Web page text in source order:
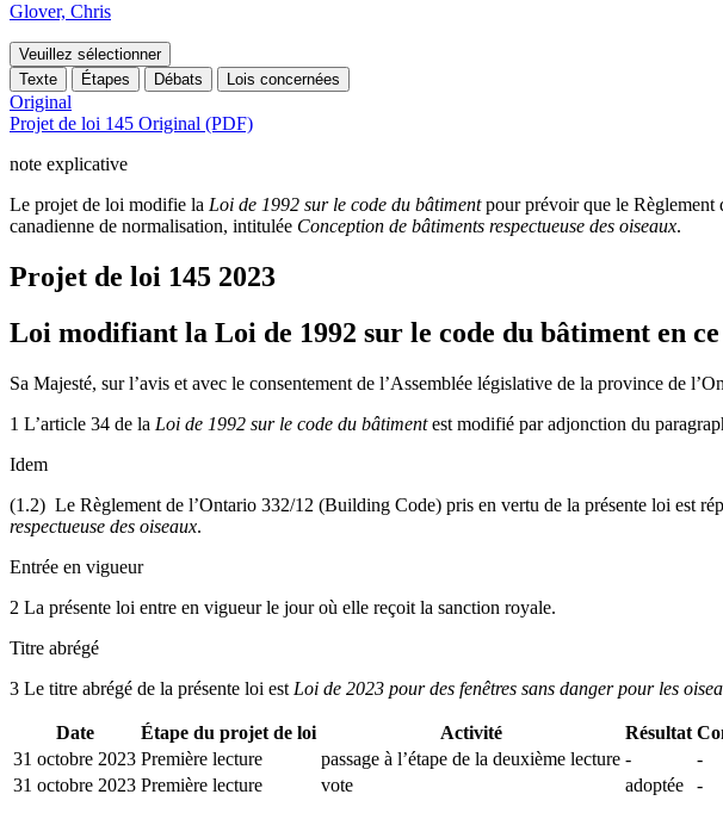
Glover, Chris
Veuillez sélectionner
Texte
Étapes Débats Lois concernées
Original
Projet de loi 145 Original (PDF)
note explicative
Le projet de loi modifie la Loi de 1992 sur le code du bâtimentpour prévoir que le Règlement
canadienne de normalisation, intitulée Conception de bâtiments respectueuse des oiseaux.
Projet de loi 145 2023
Loi modifiant la Loi de 1992 sur le code du bâtiment en
Sa Majesté, sur l’avis et avec le consentement de l’Assemblée législative de la province de
1 L’article 34 de la Loi de 1992 sur le code du bâtimentest modifié par adjonction du
Idem
(1.2) Le Règlement de l’Ontario 332/12 (Building Code) pris en vertu de la présente loi est
respectueuse des oiseaux.
Entrée en vigueur
2 La présente loi entre en vigueur le jour où elle reçoit la sanction royale.
Titre abrégé
3 Le titre abrégé de la présente loi est Loi de 2023 pour des fenêtres sans danger pour les
Date Étape du projet de loi Activité Résultat
31 octobre 2023 Première lecture passage à l’étape de la deuxième lecture -
-
31 octobre 2023 Première lecture vote adoptée -